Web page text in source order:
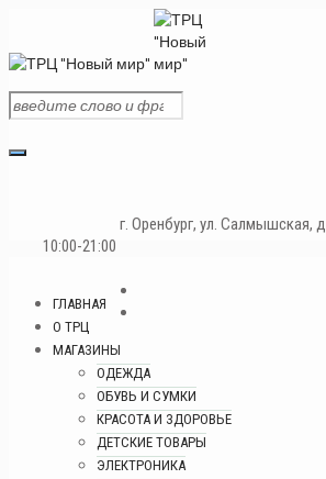
г. Оренбург, ул. Салмышская,
10:00-21:00
ГЛАВНАЯ
О ТРЦ
МАГАЗИНЫ
ОДЕЖДА
ОБУВЬ И СУМКИ
КРАСОТА И ЗДОРОВЬЕ
ДЕТСКИЕ ТОВАРЫ
ЭЛЕКТРОНИКА